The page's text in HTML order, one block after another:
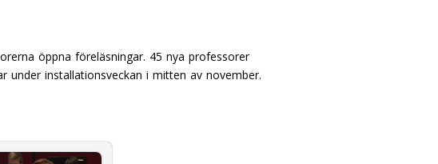
öppna föreläsningar. 45 nya professorer
under installationsveckan i mitten av november.